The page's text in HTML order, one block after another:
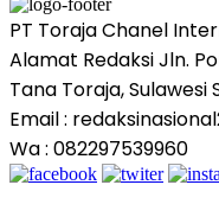
PT Toraja Chanel
Alamat Redaksi Jln.
Tana Toraja, Sulawesi
Email :
Wa : 082297539960